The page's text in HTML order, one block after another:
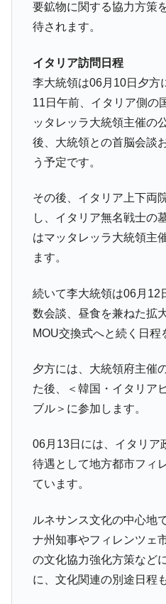
要鉱物に関する協力方策
待されます。
イタリア訪問日程
李大統領は06月10日夕方
11日午前、イタリア側の
ッタレッラ大統領主催の
後、大統領との首脳会談
う予定です。
その後、イタリア上下両
し、イタリア無名戦士の
はマッタレッラ大統領主
ます。
続いて李大統領は06月12
数会談、昼食を兼ねた拡
MOU交換式へと続く日程
夕方には、大統領府主催
た後、＜韓国・イタリア
ブル＞に参加します。
06月13日には、イタリア
待遇として地方都市フィ
ています。
ルネサンス文化の中心地
ナ州知事やフィレンツェ
の文化協力強化方策など
に、文化関連の別途日程